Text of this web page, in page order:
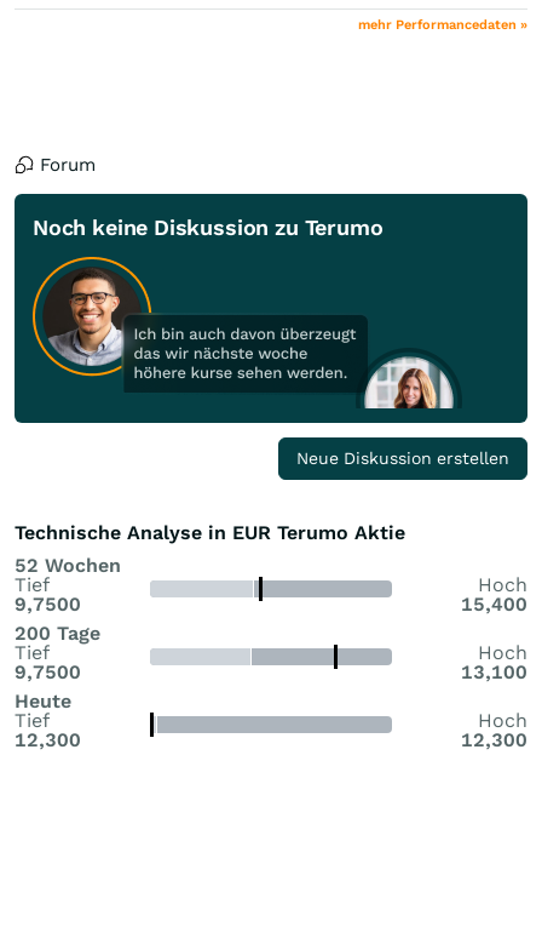
mehr Performancedaten »
Forum
Noch keine Diskussion zu Terumo
Neue Diskussion erstellen
Technische Analyse in EUR Terumo Aktie
52 Wochen
Tief
9,7500
Hoch
15,400
200 Tage
Tief
9,7500
Hoch
13,100
Heute
Tief
12,300
Hoch
12,300